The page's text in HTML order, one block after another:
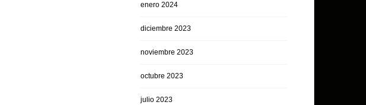
enero 2024
diciembre 2023
noviembre 2023
octubre 2023
julio 2023